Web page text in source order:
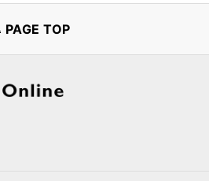
PAGE TOP